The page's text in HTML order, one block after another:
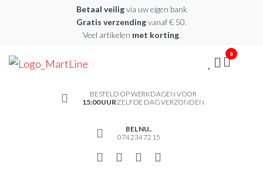
Betaal veiligvia uw eigen bank
Gratis verzendingvanaf € 50.
Veel artikelen met korting.
BESTELD OP WERKDAGEN VOOR
15:00 UUR ZELFDE DAG VERZONDEN
BEL NU..
074 234 72 15
0